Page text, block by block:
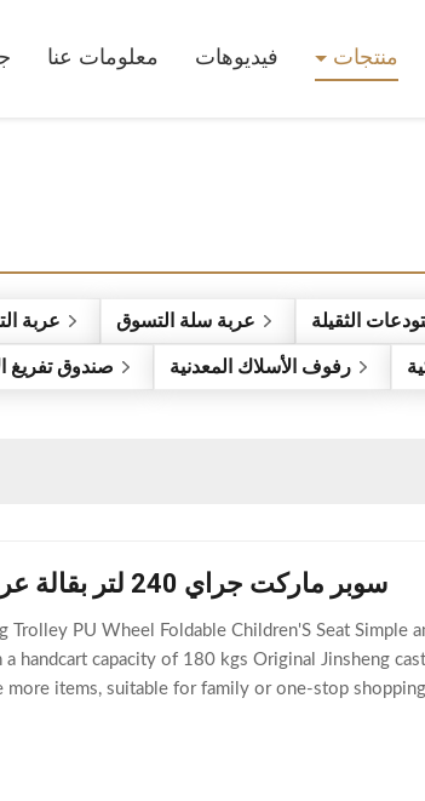
منتجات فيديوهات معلومات عنا
عربة عربة سلة التسوق
الثقيلة
صندوق تفريغ رفوف الأسلاك المعدنية
سوبر ماركت جراي 240 لتر بقالة عربة سوبر ماركت أسترالية عربة تسوق معدنية
PU Wheel Foldable Children'S Seat Simple
handcart capacity of 180 kgs Original Jinsheng
more items, suitable for family or one-stop